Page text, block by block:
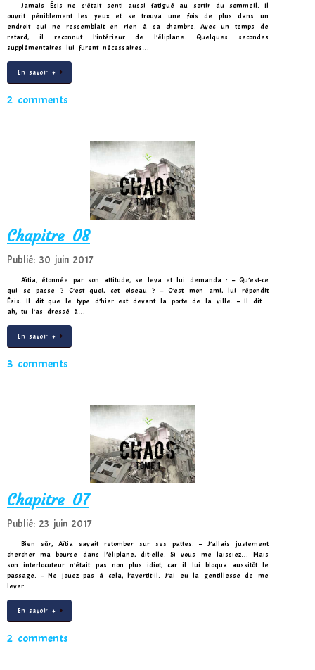
Jamais Ésis ne s’était senti aussi fatigué au sortir du sommeil. Il
ouvrit péniblement les yeux et se trouva une fois de plus dans un
endroit qui ne ressemblait en rien à sa chambre. Avec un temps de
retard, il reconnut l’intérieur de l’éliplane. Quelques secondes
supplémentaires lui furent nécessaires…
En savoir +
2 comments
Chapitre 08
Publié: 30 juin 2017
Aïtia, étonnée par son attitude, se leva et lui demanda : – Qu’est-ce
qui se passe ? C’est quoi, cet oiseau ? – C’est mon ami, lui répondit
Ésis. Il dit que le type d’hier est devant la porte de la ville. – Il dit…
ah, tu l’as dressé à…
En savoir +
3 comments
Chapitre 07
Publié: 23 juin 2017
Bien sûr, Aïtia savait retomber sur ses pattes. – J’allais justement
chercher ma bourse dans l’éliplane, dit-elle. Si vous me laissiez… Mais
son interlocuteur n’était pas non plus idiot, car il lui bloqua aussitôt le
passage. – Ne jouez pas à cela, l’avertit-il. J’ai eu la gentillesse de me
lever…
En savoir +
2 comments